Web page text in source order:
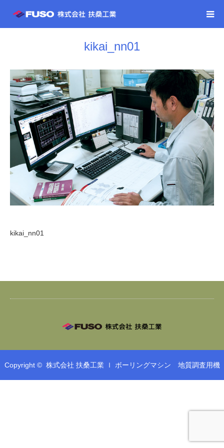
kikai_nn01
kikai_nn01
Copyright © 株式会社 扶桑工業 ｌ ボーリングマシン 地質調査用機